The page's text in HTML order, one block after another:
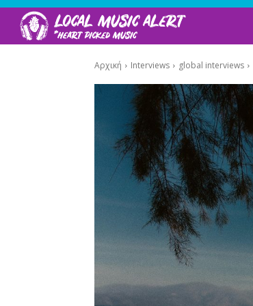
Αρχική Interviews global interviews